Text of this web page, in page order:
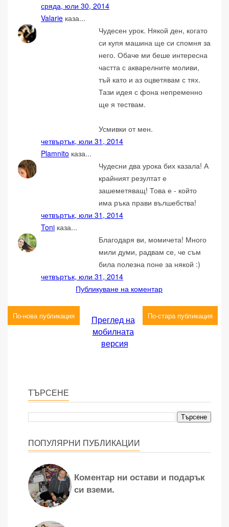
сряда, юли 30, 2014
Valarie каза...
Чудесен урок. Някой ден, когато
си купя машина ще си спомня за
него. Обаче ми беше интересна
частта с акварелните моливи,
тъй като и аз оцветявам с тях.
Тази идея с фона непременно
ще я тествам.
Усмивки от мен.
четвъртък, юли 31, 2014
Plamnito каза...
Чудесни два урока бих казала! А
крайният резултат е
зашеметяващ! Това е - който
има ръка прави вълшебства!
четвъртък, юли 31, 2014
Toni каза...
Благодаря ви, момичета! Много
мили думи, радвам се, че съм
била полезна поне за някой :)
четвъртък, юли 31, 2014
Публикуване на коментар
По-нова публикация По-стара публикация
Преглед на
мобилната
версия
ТЪРСЕНЕ
ПОПУЛЯРНИ ПУБЛИКАЦИИ
Коментар ни остави и подарък
си вземи.